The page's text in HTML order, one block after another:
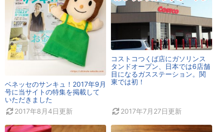
ベネッセのサンキュ！2017年9月
号に当サイトの特集を掲載して
いただきました
2017年8月4日更新
コストコつくば店にガソリンス
タンドオープン、日本では6店舗
目になるガスステーション。関
東では初！
2017年7月27日更新